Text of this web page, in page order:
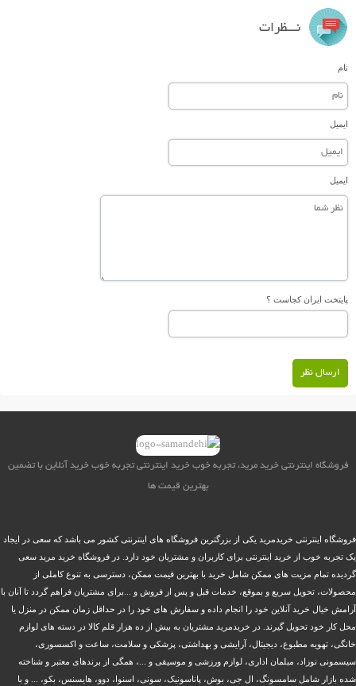
نـــظرات
نام
ایمیل
ایمیل
پایتخت ایران کجاست ؟
ارسال نظر
فروشگاه اینترنتی خرید مرید، تجربه خوب خرید اینترنتی تجربه خوب خرید آنلاین با تضمین
بهترین قیمت ها
فروشگاه اینترنتی خریدمرید یکی از بزرگترین فروشگاه های اینترنتی کشور می باشد که سعی در ایجاد
یک تجربه خوب از خرید اینترنتی برای کاربران و مشتریان خود دارد. در فروشگاه خرید مرید سعی
گردیده تمام مزیت های ممکن شامل خرید با بهترین قیمت ممکن، دسترسی به تنوع کاملی از
محصولات، تحویل سریع و بموقع، خدمات قبل و پس از فروش و ...برای مشتریان فراهم گردد تا آنان با
آرامش خیال خرید آنلاین خود را انجام داده و سفارش های خود را در حداقل زمان ممکن در منزل یا
محل کار خود تحویل گیرند. در خریدمرید مشتریان به بیش از ده هزار قلم کالا در دسته های لوازم
خانگی، تهویه مطبوع، دیجیتال، آرایشی و بهداشتی، پزشکی و سلامت، ساعت و اکسسوری،
سیسمونی نوزاد، مبلمان اداری، لوازم ورزشی و موسیقی و ...، همگی از برندهای معتبر و شناخته
شده بازار شامل سامسونگ، ال جی، بوش، پاناسونیک، سونی، اسنوا، دوو، هایسنس، بکو، ... و با